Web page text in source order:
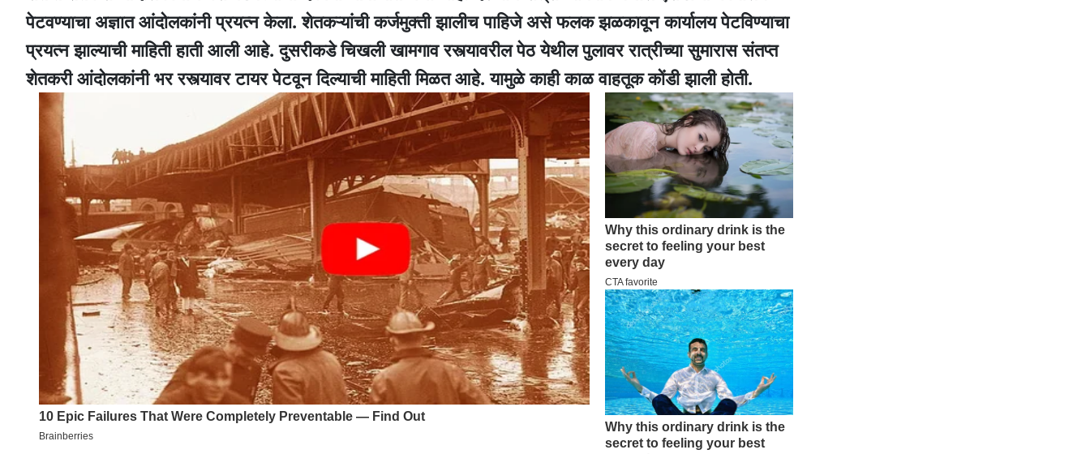
पेटवण्याचा अज्ञात आंदोलकांनी प्रयत्न केला. शेतकऱ्यांची कर्जमुक्ती झालीच पाहिजे असे फलक झळकावून कार्यालय पेटविण्याचा
प्रयत्न झाल्याची माहिती हाती आली आहे. दुसरीकडे चिखली खामगाव रस्त्यावरील पेठ येथील पुलावर रात्रीच्या सुमारास संतप्त
शेतकरी आंदोलकांनी भर रस्त्यावर टायर पेटवून दिल्याची माहिती मिळत आहे. यामुळे काही काळ वाहतूक कोंडी झाली होती.